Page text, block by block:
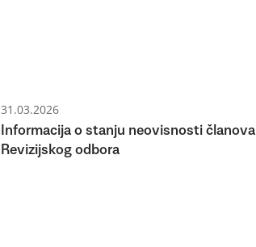
31.03.2026
Informacija o stanju neovisnosti članova
Revizijskog odbora